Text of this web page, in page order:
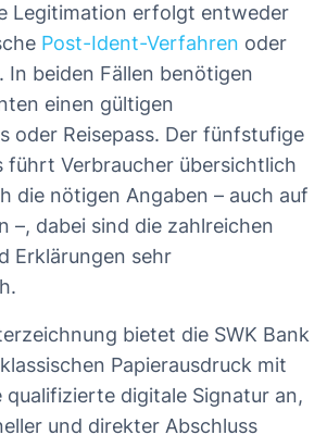
Legitimation erfolgt entweder
Post-Ident-Verfahren oder
. In beiden Fällen benötigen
einen gültigen
oder Reisepass. Der fünfstufige
führt Verbraucher übersichtlich
die nötigen Angaben – auch auf
–, dabei sind die zahlreichen
Erklärungen sehr
bietet die SWK Bank
Papierausdruck mit
digitale Signatur an,
und direkter Abschluss